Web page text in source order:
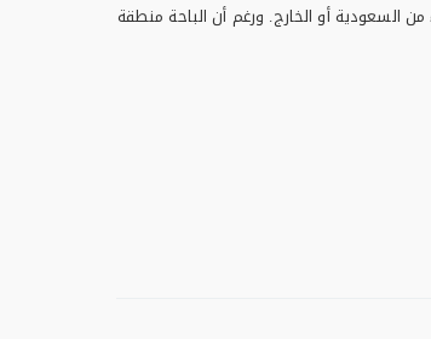
السعودية أو الخارج. ورغم أن الباحة منطقة